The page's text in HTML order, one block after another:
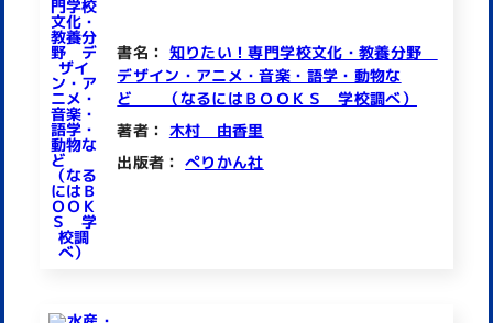
書名： 知りたい！専門学校文化・教養分野
デザイン・アニメ・音楽・語学・動物な
ど （なるにはＢＯＯＫＳ 学校調べ）
著者： 木村 由香里
出版者：ぺりかん社